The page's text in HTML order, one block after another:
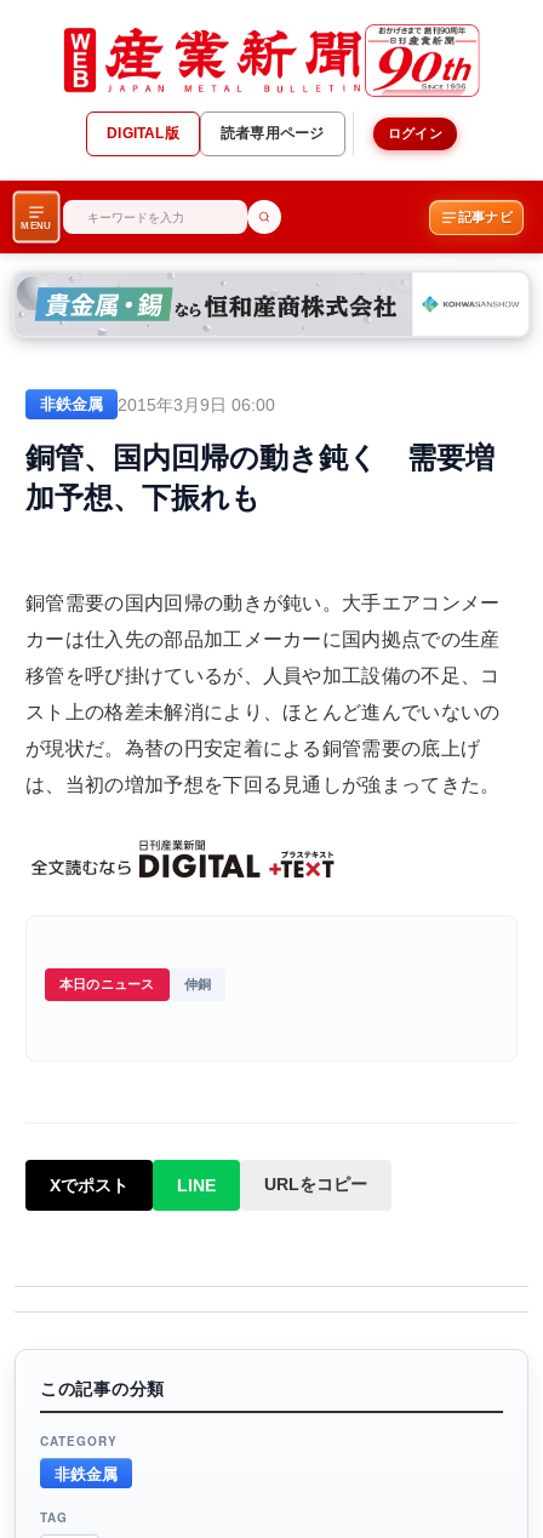
DIGITAL版 読者専用ページ ログイン
MENU
記事ナビ
非鉄金属 2015年3月9日 06:00
銅管、国内回帰の動き鈍く 需要増
加予想、下振れも
銅管需要の国内回帰の動きが鈍い。大手エアコンメー
カーは仕入先の部品加工メーカーに国内拠点での生産
移管を呼び掛けているが、人員や加工設備の不足、コ
スト上の格差未解消により、ほとんど進んでいないの
が現状だ。為替の円安定着による銅管需要の底上げ
は、当初の増加予想を下回る見通しが強まってきた。
本日のニュース 伸銅
Xでポスト LINE URLをコピー
この記事の分類
CATEGORY
非鉄金属
TAG